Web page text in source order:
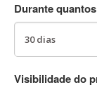
AC3
ACID Pro
Durante
Visibilidade do